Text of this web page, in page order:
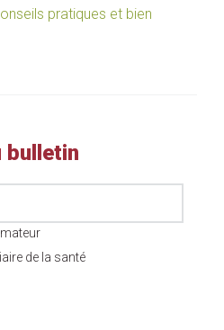
pratiques et bien
bulletin
de la santé